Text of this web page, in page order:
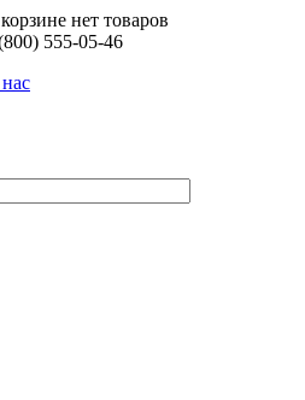
нет товаров
555-05-46